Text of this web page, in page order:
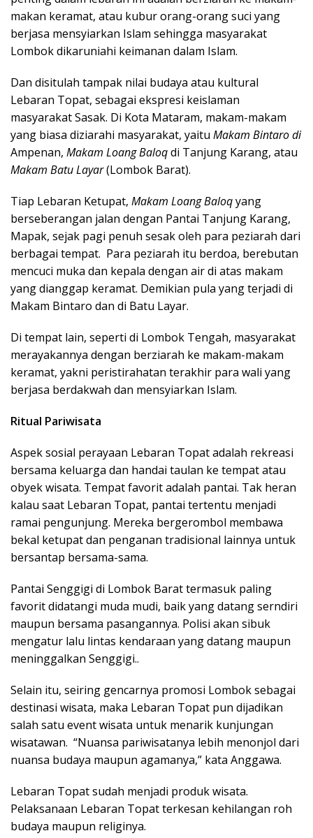
makan keramat, atau kubur orang-orang suci yang
berjasa mensyiarkan Islam sehingga masyarakat
Lombok dikaruniahi keimanan dalam Islam.
Dan disitulah tampak nilai budaya atau kultural
Lebaran Topat, sebagai ekspresi keislaman
masyarakat Sasak. Di Kota Mataram, makam-makam
yang biasa diziarahi masyarakat, yaitu Makam Bintaro di
Ampenan, Makam Loang Baloqdi Tanjung Karang, atau
Makam Batu Layar(Lombok Barat).
Tiap Lebaran Ketupat, Makam Loang Baloqyang
berseberangan jalan dengan Pantai Tanjung Karang,
Mapak, sejak pagi penuh sesak oleh para peziarah dari
berbagai tempat. Para peziarah itu berdoa, berebutan
mencuci muka dan kepala dengan air di atas makam
yang dianggap keramat. Demikian pula yang terjadi di
Makam Bintaro dan di Batu Layar.
Di tempat lain, seperti di Lombok Tengah, masyarakat
merayakannya dengan berziarah ke makam-makam
keramat, yakni peristirahatan terakhir para wali yang
berjasa berdakwah dan mensyiarkan Islam.
Ritual Pariwisata
Aspek sosial perayaan Lebaran Topat adalah rekreasi
bersama keluarga dan handai taulan ke tempat atau
obyek wisata. Tempat favorit adalah pantai. Tak heran
kalau saat Lebaran Topat, pantai tertentu menjadi
ramai pengunjung. Mereka bergerombol membawa
bekal ketupat dan penganan tradisional lainnya untuk
bersantap bersama-sama.
Pantai Senggigi di Lombok Barat termasuk paling
favorit didatangi muda mudi, baik yang datang serndiri
maupun bersama pasangannya. Polisi akan sibuk
mengatur lalu lintas kendaraan yang datang maupun
meninggalkan Senggigi..
Selain itu, seiring gencarnya promosi Lombok sebagai
destinasi wisata, maka Lebaran Topat pun dijadikan
salah satu event wisata untuk menarik kunjungan
wisatawan. “Nuansa pariwisatanya lebih menonjol dari
nuansa budaya maupun agamanya,” kata Anggawa.
Lebaran Topat sudah menjadi produk wisata.
Pelaksanaan Lebaran Topat terkesan kehilangan roh
budaya maupun religinya.